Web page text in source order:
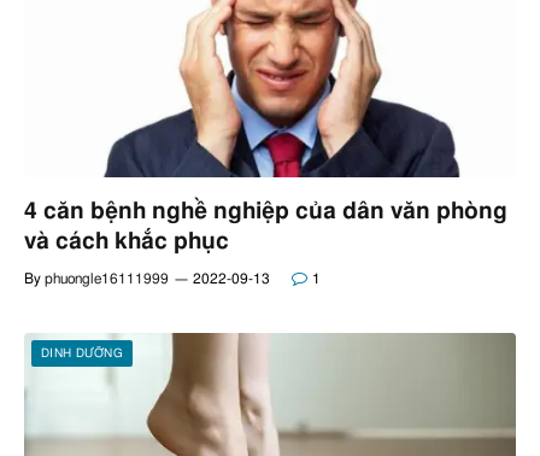
4 căn bệnh nghề nghiệp của dân văn phòng
và cách khắc phục
By phuongle16111999 2022-09-13 1
DINH DƯỠNG